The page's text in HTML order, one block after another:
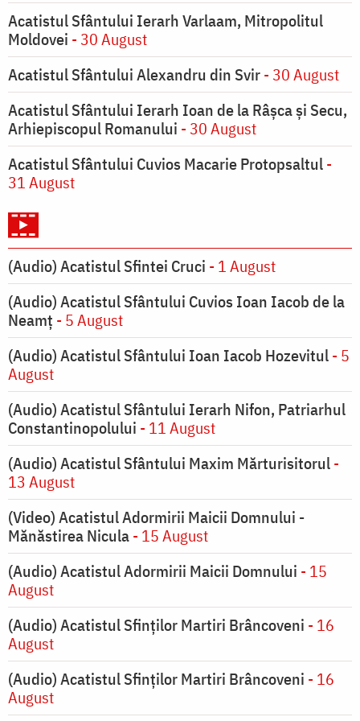
Acatistul Sfântului Ierarh Varlaam, Mitropolitul
Moldovei - 30 August
Acatistul Sfântului Alexandru din Svir- 30 August
Acatistul Sfântului Ierarh Ioan de la Râşca şi Secu,
Arhiepiscopul Romanului - 30 August
Acatistul Sfântului Cuvios Macarie Protopsaltul-
31 August
(Audio) Acatistul Sfintei Cruci - 1 August
(Audio) Acatistul Sfântului Cuvios Ioan Iacob de la
Neamț - 5 August
(Audio) Acatistul Sfântului Ioan Iacob Hozevitul- 5
August
(Audio) Acatistul Sfântului Ierarh Nifon, Patriarhul
Constantinopolului - 11 August
(Audio) Acatistul Sfântului Maxim Mărturisitorul-
13 August
(Video) Acatistul Adormirii Maicii Domnului -
Mănăstirea Nicula- 15 August
(Audio) Acatistul Adormirii Maicii Domnului - 15
August
(Audio) Acatistul Sfinților Martiri Brâncoveni - 16
August
(Audio) Acatistul Sfinților Martiri Brâncoveni - 16
August